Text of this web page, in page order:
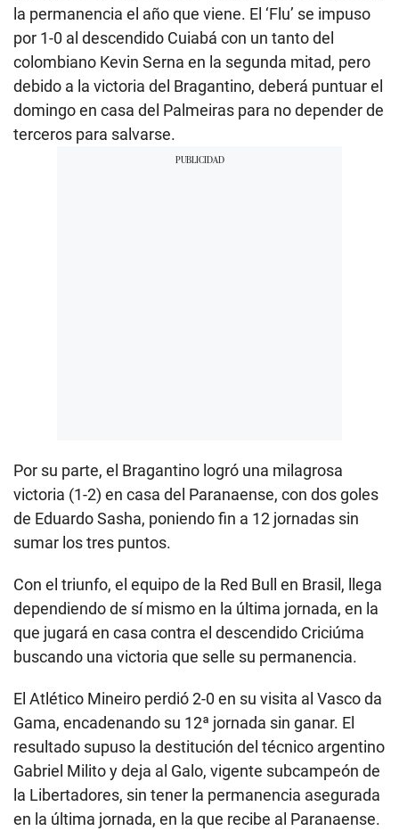
la permanencia el año que viene. El ‘Flu’ se impuso
por 1-0 al descendido Cuiabá con un tanto del
colombiano Kevin Serna en la segunda mitad, pero
debido a la victoria del Bragantino, deberá puntuar el
domingo en casa del Palmeiras para no depender de
terceros para salvarse.
Por su parte, el Bragantino logró una milagrosa
victoria (1-2) en casa del Paranaense, con dos goles
de Eduardo Sasha, poniendo fin a 12 jornadas sin
sumar los tres puntos.
Con el triunfo, el equipo de la Red Bull en Brasil, llega
dependiendo de sí mismo en la última jornada, en la
que jugará en casa contra el descendido Criciúma
buscando una victoria que selle su permanencia.
El Atlético Mineiro perdió 2-0 en su visita al Vasco da
Gama, encadenando su 12ª jornada sin ganar. El
resultado supuso la destitución del técnico argentino
Gabriel Milito y deja al Galo, vigente subcampeón de
la Libertadores, sin tener la permanencia asegurada
en la última jornada, en la que recibe al Paranaense.